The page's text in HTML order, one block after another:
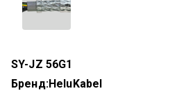
SY-JZ 56G1
Бренд:HeluKabel